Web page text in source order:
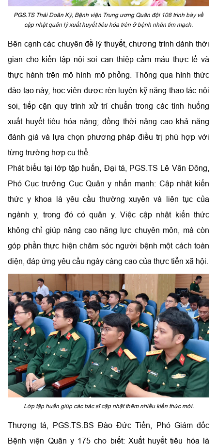
PGS.TS Thái Doãn Kỳ, Bệnh viện Trung ương Quân đội 108 trình bày về
cập nhật quản lý xuất huyết tiêu hóa trên ở bệnh nhân tim mạch.
Bên cạnh các chuyên đề lý thuyết, chương trình dành thời
gian cho kiến tập nội soi can thiệp cầm máu thực tế và
thực hành trên mô hình mô phỏng. Thông qua hình thức
đào tạo này, học viên được rèn luyện kỹ năng thao tác nội
soi, tiếp cận quy trình xử trí chuẩn trong các tình huống
xuất huyết tiêu hóa nặng; đồng thời nâng cao khả năng
đánh giá và lựa chọn phương pháp điều trị phù hợp với
từng trường hợp cụ thể.
Phát biểu tại lớp tập huấn, Đại tá, PGS.TS Lê Văn Đông,
Phó Cục trưởng Cục Quân y nhấn mạnh: Cập nhật kiến
thức y khoa là yêu cầu thường xuyên và liên tục của
ngành y, trong đó có quân y. Việc cập nhật kiến thức
không chỉ giúp nâng cao năng lực chuyên môn, mà còn
góp phần thực hiện chăm sóc người bệnh một cách toàn
diện, đáp ứng yêu cầu ngày càng cao của thực tiễn xã hội.
Lớp tập huấn giúp các bác sĩ cập nhật thêm nhiều kiến thức mới.
Thượng tá, PGS.TS.BS Đào Đức Tiến, Phó Giám đốc
Bệnh viện Quân y 175 cho biết: Xuất huyết tiêu hóa là